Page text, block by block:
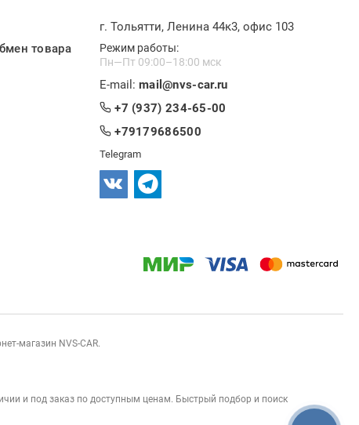
товара
г. Тольятти, Ленина 44к3, офис 103
Режим работы:
Пн—Пт 09:00–18:00 мск
E-mail: mail@nvs-car.ru
+7 (937) 234-65-00
+79179686500
Telegram
магазин NVS-CAR.
и под заказ по доступным ценам. Быстрый подбор и поиск